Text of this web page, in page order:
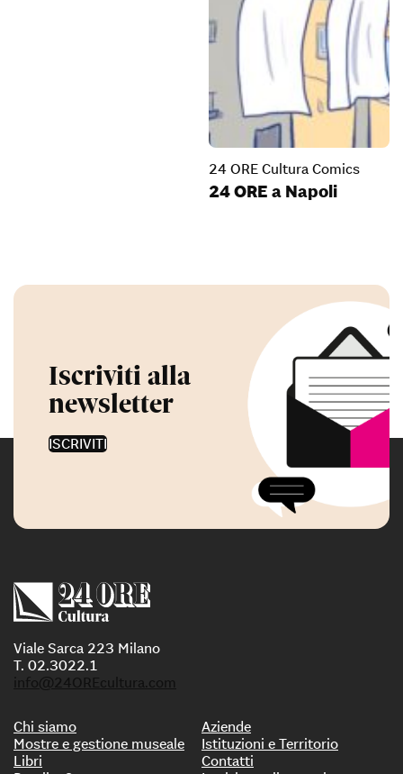
24 ORE Cultura Comics
24 ORE a Napoli
Iscriviti alla
newsletter
ISCRIVITI
Viale Sarca 223 Milano
T. 02.3022.1
info@24OREcultura.com
Chi siamo
Mostre e gestione museale
Libri
Aziende
Istituzioni e Territorio
Contatti